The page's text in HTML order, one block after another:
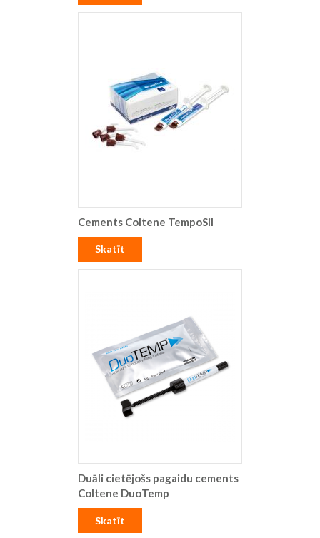
Cements Coltene TempoSil
Skatīt
Duāli cietējošs pagaidu cements
Coltene DuoTemp
Skatīt